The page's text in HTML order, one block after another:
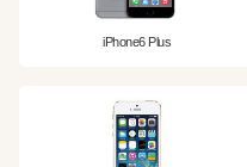
iPhone6 Plus